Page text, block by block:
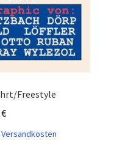
Freestyle
€
Versandkosten